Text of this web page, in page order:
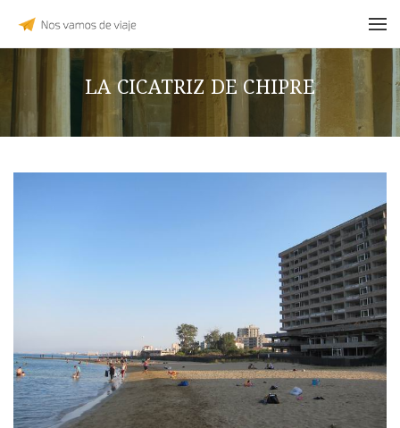
LA CICATRIZ DE CHIPRE